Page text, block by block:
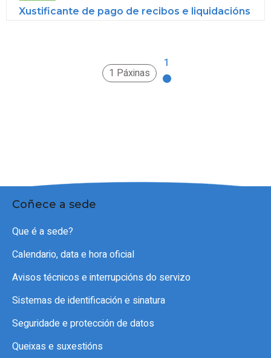
Xustificante de pago de recibos e liquidacións
1 Páxinas
1
Coñece a sede
Que é a sede?
Calendario, data e hora oficial
Avisos técnicos e interrupcións do servizo
Sistemas de identificación e sinatura
Seguridade e protección de datos
Queixas e suxestións